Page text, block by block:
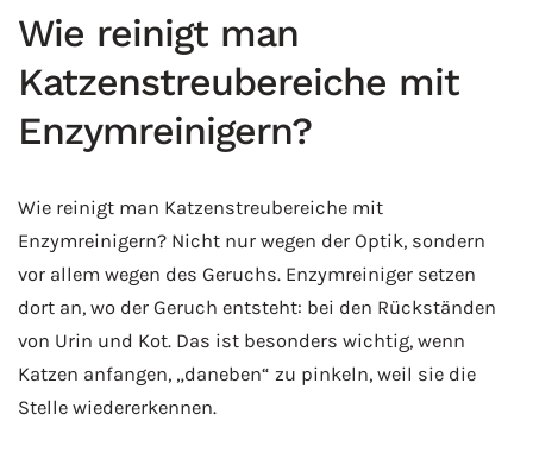
Wie reinigt man
Katzenstreubereiche mit
Enzymreinigern?
Wie reinigt man Katzenstreubereiche mit
Enzymreinigern? Nicht nur wegen der Optik, sondern
vor allem wegen des Geruchs. Enzymreiniger setzen
dort an, wo der Geruch entsteht: bei den Rückständen
von Urin und Kot. Das ist besonders wichtig, wenn
Katzen anfangen, „daneben“ zu pinkeln, weil sie die
Stelle wiedererkennen.